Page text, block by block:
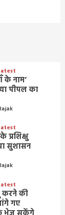
के नाम’
पीपल का
प्रशिक्षु
सुशासन
करने की
गए